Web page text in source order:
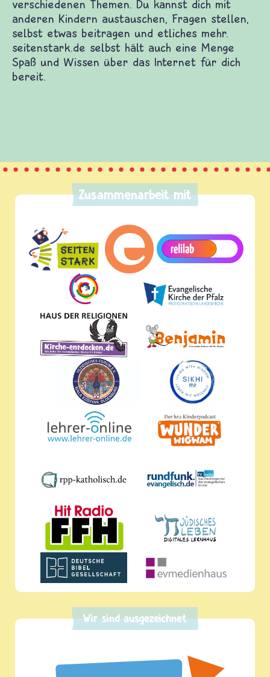
verschiedenen Themen. Du kannst dich mit
anderen Kindern austauschen, Fragen stellen,
selbst etwas beitragen und etliches mehr.
seitenstark.de selbst hält auch eine Menge
Spaß und Wissen über das Internet für dich
bereit.
Zusammenarbeit mit
Wir sind ausgezeichnet